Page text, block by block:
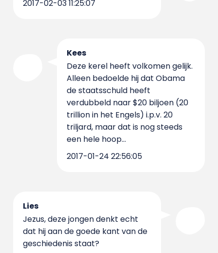
2017-02-03 11:25:07
Kees
Deze kerel heeft volkomen gelijk.
Alleen bedoelde hij dat Obama
de staatsschuld heeft
verdubbeld naar $20 biljoen (20
trillion in het Engels) i.p.v. 20
triljard, maar dat is nog steeds
een hele hoop...
2017-01-24 22:56:05
Lies
Jezus, deze jongen denkt echt
dat hij aan de goede kant van de
geschiedenis staat?